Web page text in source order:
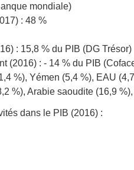
mondiale)
: 48 %
: 15,8 % du PIB (DG Trésor)
(2016) : - 14 % du PIB
%), Yémen (5,4 %), EAU
%), Arabie saoudite (16,9
dans le PIB (2016) :